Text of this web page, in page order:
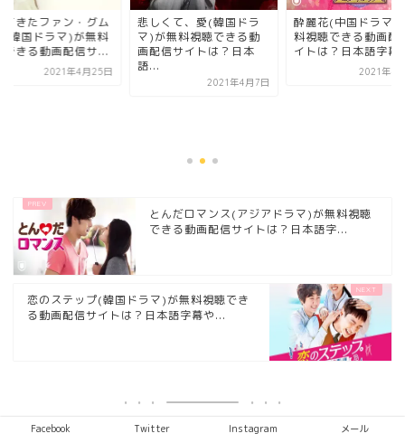
てきたファン・グム
(韓国ドラマ)が無料
できる動画配信サ...
2021年4月25日
悲しくて、愛(韓国ドラ
マ)が無料視聴できる動
画配信サイトは？日本
語...
2021年4月7日
酔麗花(中国ドラマ)
料視聴できる動画配
イトは？日本語字幕
2021年4
とんだロマンス(アジアドラマ)が無料視聴
できる動画配信サイトは？日本語字...
恋のステップ(韓国ドラマ)が無料視聴でき
る動画配信サイトは？日本語字幕や...
Facebook Twitter Instagram メール